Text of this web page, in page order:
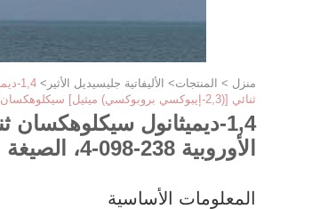
منزل > المنتجات> الأليفاتية جليسيديل الأثير >
ثنائي [(2,3-إيبوكسي بروبوكسي) ميثيل] سيكلوهكسان
الأوروبية 238-098-4، الصيغة الجزيئية C14H24O4، 1,4-ثنائي [(2,3-إيبوكسي بروبوكسي) ميثيل] سيكلوهكسان
المعلومات الأساسية